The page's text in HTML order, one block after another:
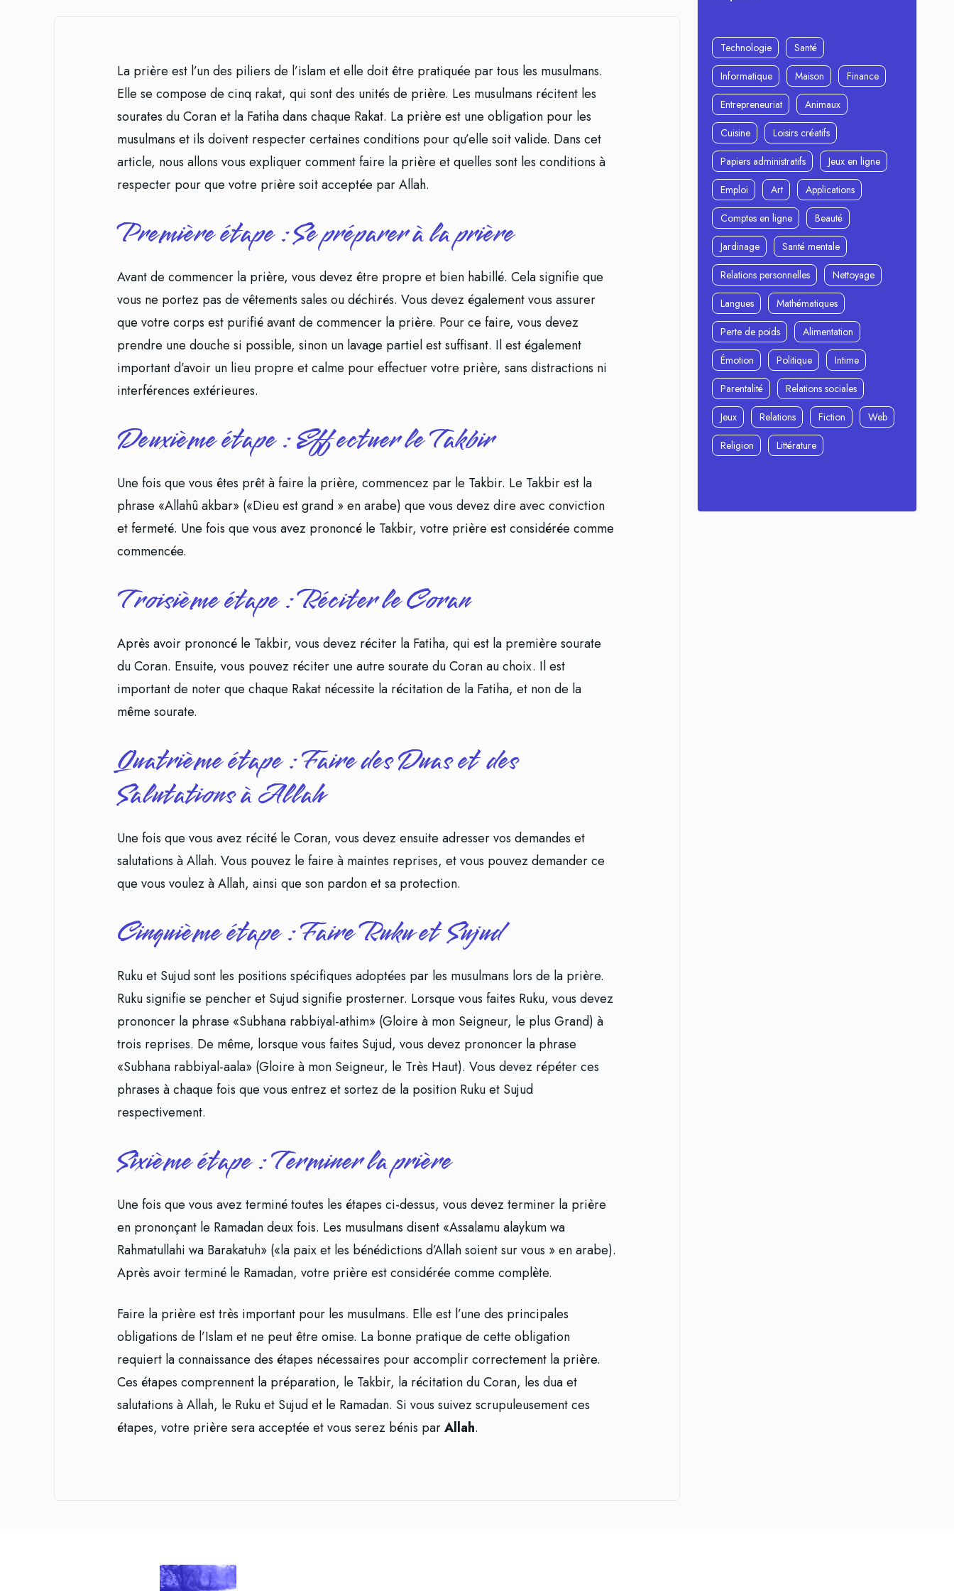
La prière est l’un des piliers de l’islam et elle doit être pratiquée par tous les musulmans.
Elle se compose de cinq rakat, qui sont des unités de prière. Les musulmans récitent les
sourates du Coran et la Fatiha dans chaque Rakat. La prière est une obligation pour les
musulmans et ils doivent respecter certaines conditions pour qu’elle soit valide. Dans cet
article, nous allons vous expliquer comment faire la prière et quelles sont les conditions à
respecter pour que votre prière soit acceptée par Allah.
Première étape : Se préparer à la prière
Avant de commencer la prière, vous devez être propre et bien habillé. Cela signifie que
vous ne portez pas de vêtements sales ou déchirés. Vous devez également vous assurer
que votre corps est purifié avant de commencer la prière. Pour ce faire, vous devez
prendre une douche si possible, sinon un lavage partiel est suffisant. Il est également
important d’avoir un lieu propre et calme pour effectuer votre prière, sans distractions ni
interférences extérieures.
Deuxième étape : Effectuer le Takbir
Une fois que vous êtes prêt à faire la prière, commencez par le Takbir. Le Takbir est la
phrase «Allahû akbar» («Dieu est grand » en arabe) que vous devez dire avec conviction
et fermeté. Une fois que vous avez prononcé le Takbir, votre prière est considérée comme
commencée.
Troisième étape : Réciter le Coran
Après avoir prononcé le Takbir, vous devez réciter la Fatiha, qui est la première sourate
du Coran. Ensuite, vous pouvez réciter une autre sourate du Coran au choix. Il est
important de noter que chaque Rakat nécessite la récitation de la Fatiha, et non de la
même sourate.
Quatrième étape : Faire des Duas et des
Salutations à Allah
Une fois que vous avez récité le Coran, vous devez ensuite adresser vos demandes et
salutations à Allah. Vous pouvez le faire à maintes reprises, et vous pouvez demander ce
que vous voulez à Allah, ainsi que son pardon et sa protection.
Cinquième étape : Faire Ruku et Sujud
Ruku et Sujud sont les positions spécifiques adoptées par les musulmans lors de la prière.
Ruku signifie se pencher et Sujud signifie prosterner. Lorsque vous faites Ruku, vous devez
prononcer la phrase «Subhana rabbiyal-athim» (Gloire à mon Seigneur, le plus Grand) à
trois reprises. De même, lorsque vous faites Sujud, vous devez prononcer la phrase
«Subhana rabbiyal-aala» (Gloire à mon Seigneur, le Très Haut). Vous devez répéter ces
phrases à chaque fois que vous entrez et sortez de la position Ruku et Sujud
respectivement.
Sixième étape : Terminer la prière
Une fois que vous avez terminé toutes les étapes ci-dessus, vous devez terminer la prière
en prononçant le Ramadan deux fois. Les musulmans disent «Assalamu alaykum wa
Rahmatullahi wa Barakatuh» («la paix et les bénédictions d’Allah soient sur vous » en arabe).
Après avoir terminé le Ramadan, votre prière est considérée comme complète.
Faire la prière est très important pour les musulmans. Elle est l’une des principales
obligations de l’Islam et ne peut être omise. La bonne pratique de cette obligation
requiert la connaissance des étapes nécessaires pour accomplir correctement la prière.
Ces étapes comprennent la préparation, le Takbir, la récitation du Coran, les dua et
salutations à Allah, le Ruku et Sujud et le Ramadan. Si vous suivez scrupuleusement ces
étapes, votre prière sera acceptée et vous serez bénis parAllah.
Technologie
Santé
Informatique
Maison
Finance
Entrepreneuriat
Animaux
Cuisine
Loisirs créatifs
Papiers administratifs
Jeux en ligne
Emploi
Art
Applications
Comptes en ligne
Beauté
Jardinage
Santé mentale
Relations personnelles
Nettoyage
Langues
Mathématiques
Perte de poids
Alimentation
Émotion
Politique
Intime
Parentalité
Relations sociales
Jeux
Relations Fiction
Web
Religion
Littérature